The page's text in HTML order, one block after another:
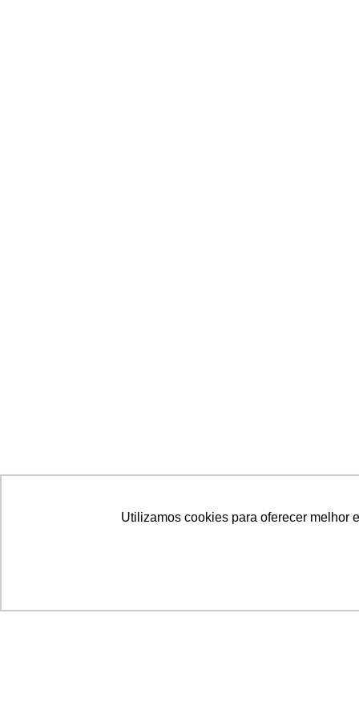
Utilizamos cookies para oferecer melhor